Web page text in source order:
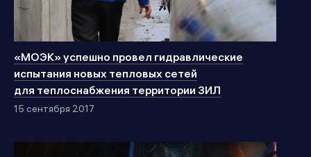
«МОЭК» успешно провел гидравлические
испытания новых тепловых сетей
для теплоснабжения территории ЗИЛ
15 сентября 2017